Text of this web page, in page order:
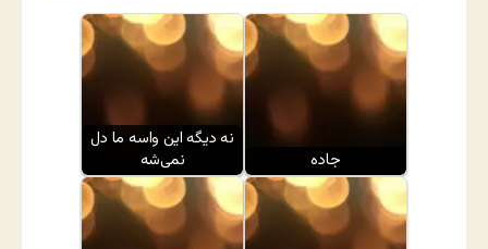
نه دیگه این واسه ما دل
نمی‌شه
جاده